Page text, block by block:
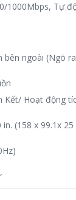
1000Mbps, Tự
bên ngoài (Ngõ
Kết/ Hoạt động
in. (158 x 99.1x